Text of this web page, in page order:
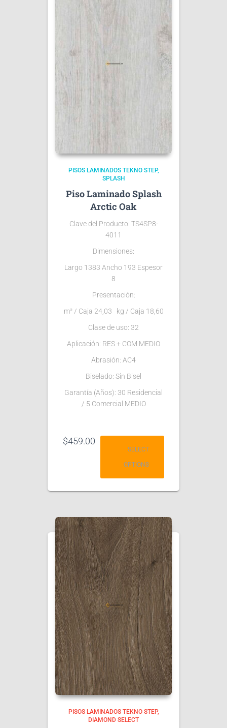
PISOS LAMINADOS TEKNO STEP
SPLASH
Piso Laminado Splash
Arctic Oak
Clave del Producto: TS4SP8-
4011
Dimensiones:
Largo 1383 Ancho 193 Espesor
8
Presentación:
m² / Caja 24,03 kg / Caja 18,60
Clase de uso: 32
Aplicación: RES + COM MEDIO
Abrasión: AC4
Biselado: Sin Bisel
Garantía (Años): 30 Residencial
/ 5 Comercial MEDIO
$459.00
SELECT
OPTIONS
PISOS LAMINADOS TEKNO STEP
DIAMOND SELECT